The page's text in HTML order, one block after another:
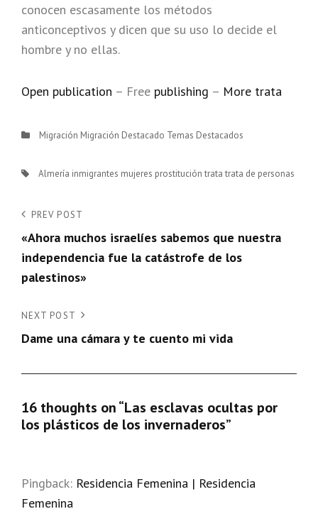
conocen escasamente los métodos
anticonceptivos y dicen que su uso lo decide el
hombre y no ellas.
Open publication – Free publishing – More trata
Categories
Migración Migración Destacado Temas Destacados
Tags,Almería inmigrantes mujeres prostitución trata trata de personas
Navegación
de
entradas
Previous
Post
PREV POST
«Ahora muchos israelíes sabemos que nuestra
independencia fue la catástrofe de los
palestinos»
Next
Post
NEXT POST
Dame una cámara y te cuento mi vida
16 thoughts on “Las esclavas ocultas por
los plásticos de los invernaderos”
Pingback: Residencia Femenina | Residencia
Femenina